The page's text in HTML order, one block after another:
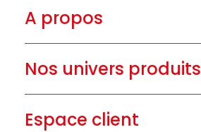
A propos
Nos univers produits
Espace client